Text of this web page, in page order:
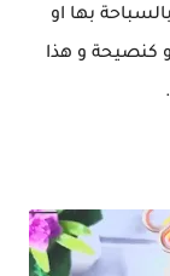
بها او
كنصيحة و هذا